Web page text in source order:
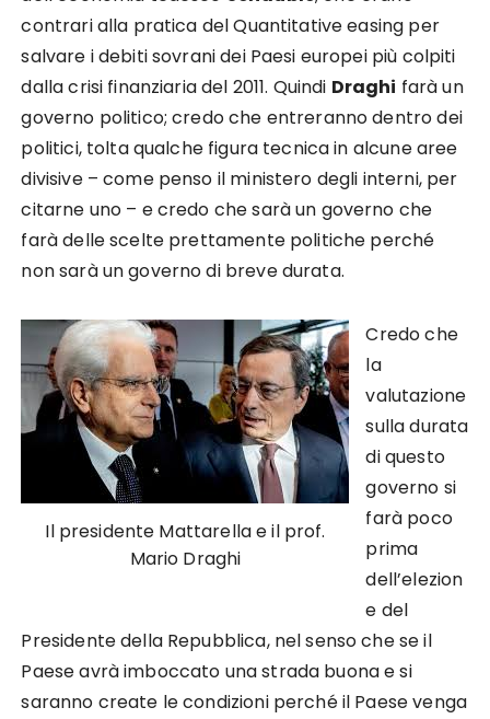
contrari alla pratica del Quantitative easing per
salvare i debiti sovrani dei Paesi europei più colpiti
dalla crisi finanziaria del 2011. Quindi Draghi farà un
governo politico; credo che entreranno dentro dei
politici, tolta qualche figura tecnica in alcune aree
divisive – come penso il ministero degli interni, per
citarne uno – e credo che sarà un governo che
farà delle scelte prettamente politiche perché
non sarà un governo di breve durata.
Il presidente Mattarella e il prof.
Mario Draghi
Credo che
la
valutazione
sulla durata
di questo
governo si
farà poco
prima
dell’elezion
e del
Presidente della Repubblica, nel senso che se il
Paese avrà imboccato una strada buona e si
saranno create le condizioni perché il Paese venga